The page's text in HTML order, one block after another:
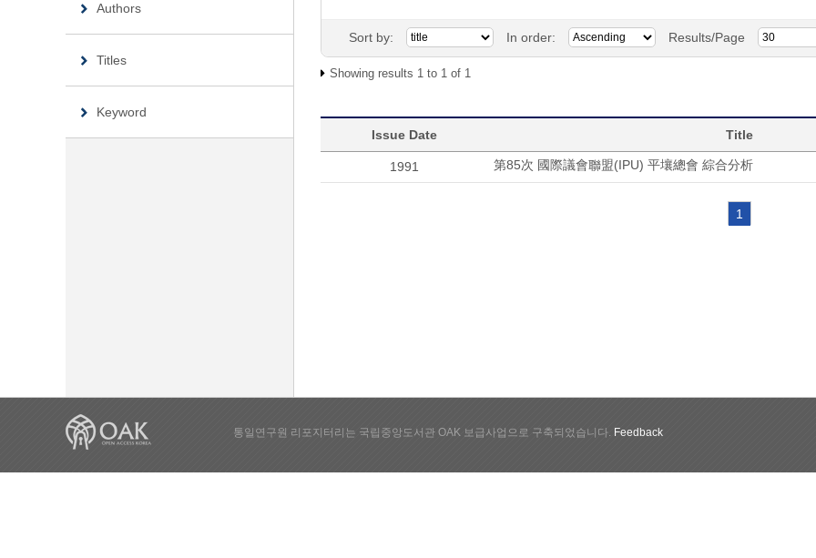
Authors
Titles
Keyword
Sort by: In order: Results/Page
Showing results 1 to 1 of 1
Issue Date Title
1991 第85次 國際議會聯盟(IPU) 平壤總會 綜合分析
1
통일연구원 리포지터리는 국립중앙도서관 OAK 보급사업으로 구축되었습니다. Feedback